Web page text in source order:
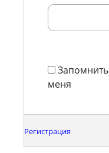
Запомнить
меня
Регистрация